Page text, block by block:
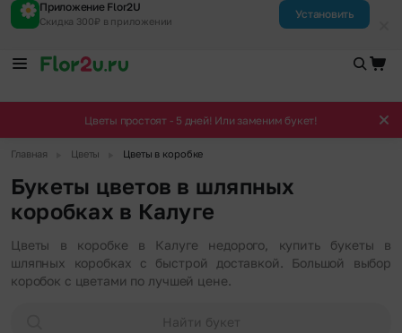
Приложение Flor2U
Скидка 300₽ в приложении
Установить
Цветы простоят - 5 дней! Или заменим букет!
Главная Цветы Цветы в коробке
Букеты цветов в шляпных
коробках в Калуге
Цветы в коробке в Калуге недорого, купить букеты в
шляпных коробках с быстрой доставкой. Большой выбор
коробок с цветами по лучшей цене.
Найти букет